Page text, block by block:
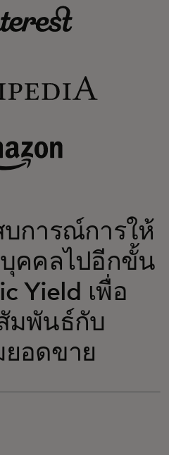
บการณ์การให้
บุคคลไปอีกขั้น
Yield เพื่อ
มพันธ์กับ
ยอดขาย